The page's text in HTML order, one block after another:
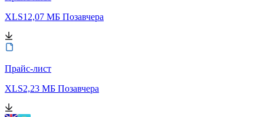
XLS12,07 МБ Позавчера
Прайс-лист
XLS2,23 МБ Позавчера